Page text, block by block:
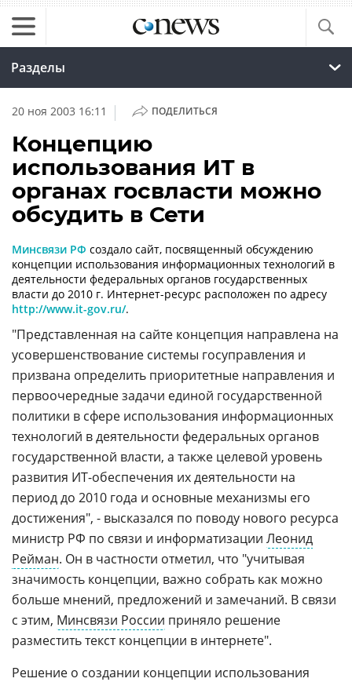
Разделы
20 ноя 2003 16:11 | ПОДЕЛИТЬСЯ
Концепцию
использования ИТ в
органах госвласти можно
обсудить в Сети
Минсвязи РФ создало сайт, посвященный обсуждению
концепции использования информационных технологий в
деятельности федеральных органов государственных
власти до 2010 г. Интернет-ресурс расположен по адресу
http://www.it-gov.ru/.
"Представленная на сайте концепция направлена на
усовершенствование системы госуправления и
призвана определить приоритетные направления и
первоочередные задачи единой государственной
политики в сфере использования информационных
технологий в деятельности федеральных органов
государственной власти, а также целевой уровень
развития ИТ-обеспечения их деятельности на
период до 2010 года и основные механизмы его
достижения", - высказался по поводу нового ресурса
министр РФ по связи и информатизации Леонид
Рейман. Он в частности отметил, что "учитывая
значимость концепции, важно собрать как можно
больше мнений, предложений и замечаний. В связи
с этим, Минсвязи России приняло решение
разместить текст концепции в интернете".
Решение о создании концепции использования